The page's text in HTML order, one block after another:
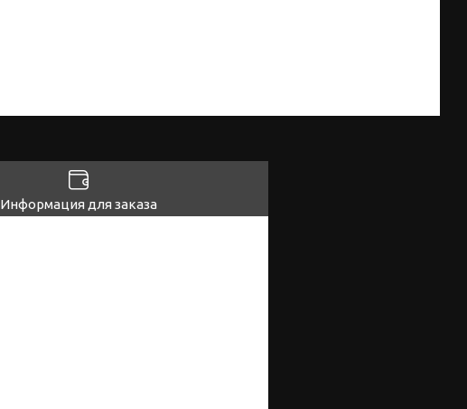
Информация для заказа